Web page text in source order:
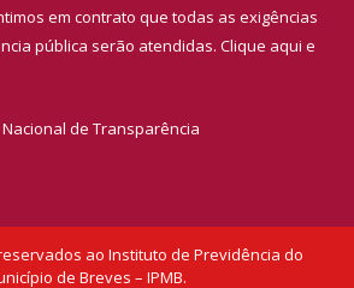
em contrato que todas as exigências
pública serão atendidas. Clique aqui e
de Transparência
ao Instituto de Previdência do
de Breves – IPMB.